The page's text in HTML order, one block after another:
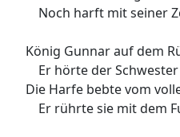
Noch harft mit seiner
König Gunnar auf dem
Er hörte der
Die Harfe bebte vom
Er rührte sie mit dem